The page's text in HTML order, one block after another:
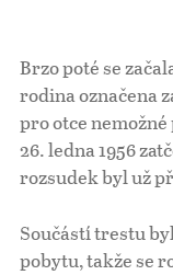
Brzo poté se
rodina označena
pro otce
26. ledna 1956
rozsudek byl už
Součástí trestu
pobytu, takže se